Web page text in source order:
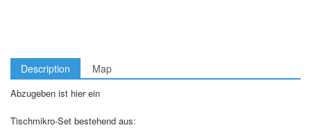
Description Map
Abzugeben ist hier ein
Tischmikro-Set bestehend aus: